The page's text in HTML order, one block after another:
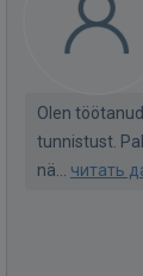
Olen
tunnistust.
nä... читать